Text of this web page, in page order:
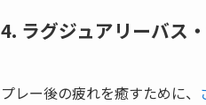
4. ラグジュアリーバス
プレー後の疲れを癒すために、